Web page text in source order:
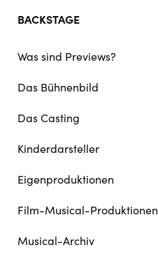
BACKSTAGE
Was sind Previews?
Das Bühnenbild
Das Casting
Kinderdarsteller
Eigenproduktionen
Film-Musical-Produktionen
Musical-Archiv